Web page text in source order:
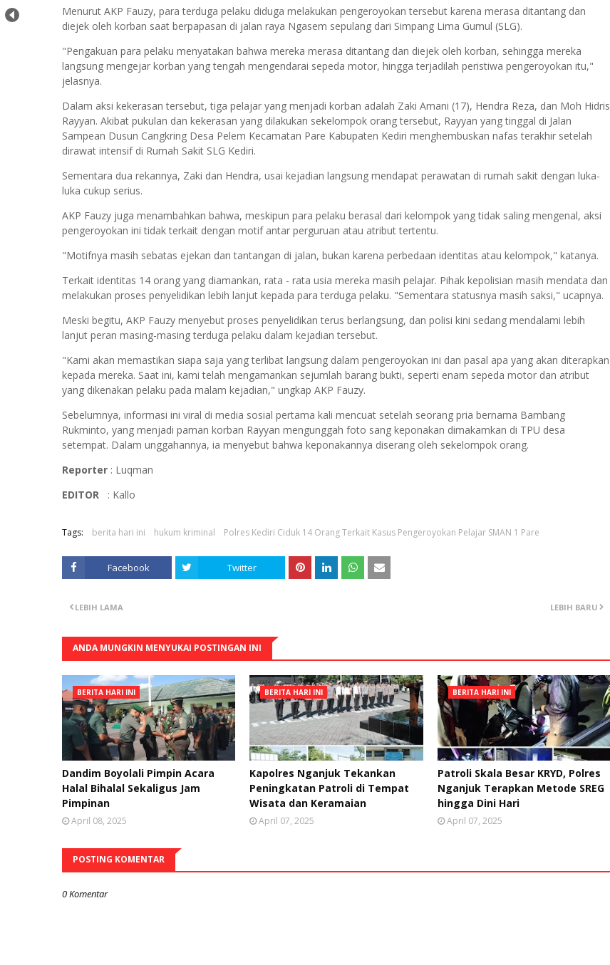
Menurut AKP Fauzy, para terduga pelaku diduga melakukan pengeroyokan tersebut karena merasa ditantang dan
diejek oleh korban saat berpapasan di jalan raya Ngasem sepulang dari Simpang Lima Gumul (SLG).
"Pengakuan para pelaku menyatakan bahwa mereka merasa ditantang dan diejek oleh korban, sehingga mereka
langsung mengejar korban yang tengah mengendarai sepeda motor, hingga terjadilah peristiwa pengeroyokan itu,"
jelasnya.
Dalam aksi kekerasan tersebut, tiga pelajar yang menjadi korban adalah Zaki Amani (17), Hendra Reza, dan Moh Hidris
Rayyan. Akibat pukulan dan kekerasan yang dilakukan sekelompok orang tersebut, Rayyan yang tinggal di Jalan
Sampean Dusun Cangkring Desa Pelem Kecamatan Pare Kabupaten Kediri menghembuskan nafas terakhir setelah
dirawat intensif di Rumah Sakit SLG Kediri.
Sementara dua rekannya, Zaki dan Hendra, usai kejadian langsung mendapat perawatan di rumah sakit dengan luka-
luka cukup serius.
AKP Fauzy juga menambahkan bahwa, meskipun para pelaku berasal dari kelompok yang tidak saling mengenal, aksi
pengeroyokan ini tidak terkait dengan motif antar perguruan atau atribut tertentu.
"Motifnya masih sebatas ejekan dan tantangan di jalan, bukan karena perbedaan identitas atau kelompok," katanya.
Terkait identitas 14 orang yang diamankan, rata - rata usia mereka masih pelajar. Pihak kepolisian masih mendata dan
melakukan proses penyelidikan lebih lanjut kepada para terduga pelaku. "Sementara statusnya masih saksi," ucapnya.
Meski begitu, AKP Fauzy menyebut proses penyelidikan terus berlangsung, dan polisi kini sedang mendalami lebih
lanjut peran masing-masing terduga pelaku dalam kejadian tersebut.
"Kami akan memastikan siapa saja yang terlibat langsung dalam pengeroyokan ini dan pasal apa yang akan diterapkan
kepada mereka. Saat ini, kami telah mengamankan sejumlah barang bukti, seperti enam sepeda motor dan atribut
yang dikenakan pelaku pada malam kejadian," ungkap AKP Fauzy.
Sebelumnya, informasi ini viral di media sosial pertama kali mencuat setelah seorang pria bernama Bambang
Rukminto, yang menjadi paman korban Rayyan mengunggah foto sang keponakan dimakamkan di TPU desa
setempat. Dalam unggahannya, ia menyebut bahwa keponakannya diserang oleh sekelompok orang.
Reporter : Luqman
EDITOR : Kallo
Tags: berita hari ini hukum kriminal Polres Kediri Ciduk 14 Orang Terkait Kasus Pengeroyokan Pelajar SMAN 1 Pare
Facebook Twitter
LEBIH BARU
LEBIH LAMA
ANDA MUNGKIN MENYUKAI POSTINGAN INI
BERITA HARI INI
Dandim Boyolali Pimpin Acara
Halal Bihalal Sekaligus Jam
Pimpinan
April 08, 2025
BERITA HARI INI
Kapolres Nganjuk Tekankan
Peningkatan Patroli di Tempat
Wisata dan Keramaian
April 07, 2025
BERITA HARI INI
Patroli Skala Besar KRYD, Polres
Nganjuk Terapkan Metode SREG
hingga Dini Hari
April 07, 2025
POSTING KOMENTAR
0 Komentar